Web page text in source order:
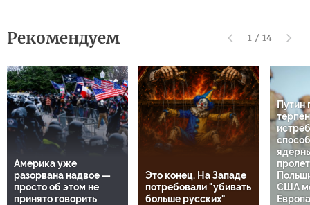
Рекомендуем 1 / 14
Америка уже
разорвана надвое —
просто об этом не
принято говорить
Это конец. На Западе
потребовали "убивать
больше русских"
Путин
США